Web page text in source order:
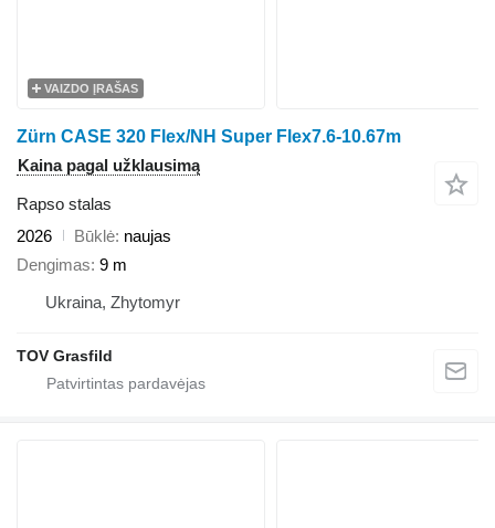
VAIZDO ĮRAŠAS
Zürn CASE 320 Flex/NH Super Flex7.6-10.67m
Kaina pagal užklausimą
Rapso stalas
2026
Būklė naujas
Dengimas 9 m
Ukraina, Zhytomyr
TOV Grasfild